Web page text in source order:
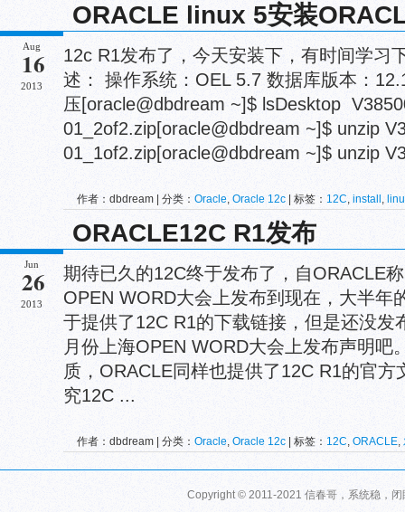
ORACLE linux 5安装
Aug
16
2013
12c R1发布了，今天安装下，有时间学习
述： 操作系统：OEL 5.7 数据库版本：
压[oracle@dbdream ~]$ lsDesktop
01_2of2.zip[oracle@dbdream ~]$ unzip
01_1of2.zip[oracle@dbdream ~]$ unzip
作者：dbdream | 分类： Oracle, Oracle 12c | 标签： 12C, install ,
ORACLE12C R1发布
Jun
26
2013
期待已久的12C终于发布了，自ORACLE
OPEN WORD大会上发布到现在，大半年
于提供了12C R1的下载链接，但是还没发
月份上海OPEN WORD大会上发布声明
质，ORACLE同样也提供了12C R1的官
究12C ...
作者：dbdream | 分类： Oracle, Oracle 12c | 标签： 12C, ORACLE,
Copyright © 2011-2021 信春哥，系统稳，